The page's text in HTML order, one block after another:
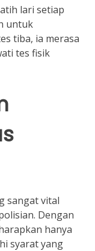
lari setiap
untuk
tiba, ia merasa
tes fisik
sangat vital
Dengan
hanya
syarat yang